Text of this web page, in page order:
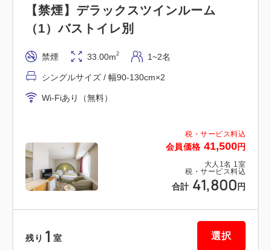
【立地】
・JR新宿駅南口より徒歩約8分（地下道直結6:00～
・都営大江戸線都庁前駅より徒歩約5分
・羽田・成田空港とリムジンバスの相互運転
＜＜会員になると今よりさらにお得！＞＞
THE FUJITA MEMBERSに入会すると、今ご覧のプ
ランがさらにお得にご予約できます！
◎THE FUJITA MEMBERSについて（入会費・年会
・全国の藤田観光グループ施設をご利用で、ステージ
税・サービス料込
会員価格 41,500円
大人 1 名 1 室
税・サービス料込
合計 41,800 円
【禁煙】デラックスツインルーム
（1）バストイレ別
禁煙 33.00m2 1~2名
シングルサイズ / 幅90-130cm×2
Wi-Fiあり（無料）
残り 1 室 選択